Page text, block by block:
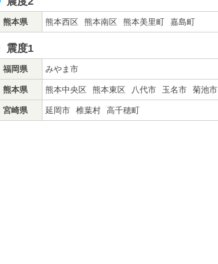
熊本県 熊本西区 熊本南区 熊本美里町 嘉島町
震度1
福岡県 みやま市
熊本県 熊本中央区 熊本東区 八代市 玉名市 菊池市
宮崎県 延岡市 椎葉村 高千穂町